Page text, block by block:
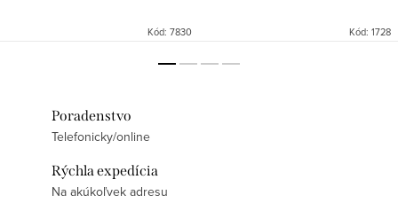
Kód: 7830 Kód: 1728
Poradenstvo
Telefonicky/online
Rýchla expedícia
Na akúkoľvek adresu